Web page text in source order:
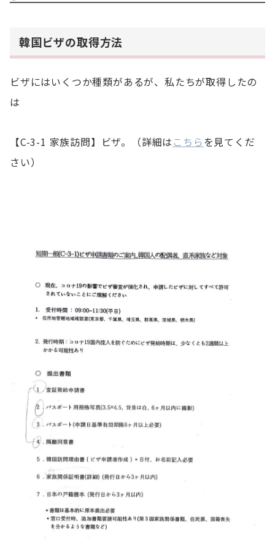
韓国ビザの取得方法
ビザにはいくつか種類があるが、私たちが取得したの
は
【C-3-1 家族訪問】ビザ。（詳細は こちらを見てくだ
さい）